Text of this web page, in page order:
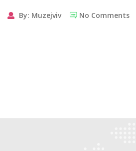
By: Muzejviv No Comments